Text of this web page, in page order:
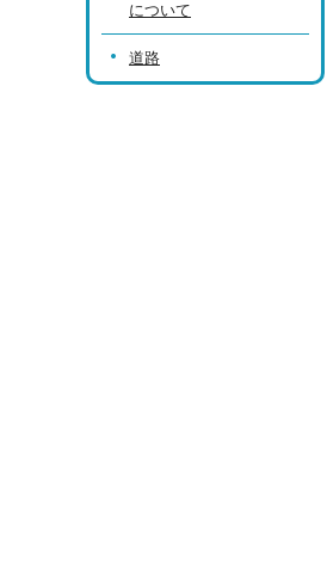
について
道路